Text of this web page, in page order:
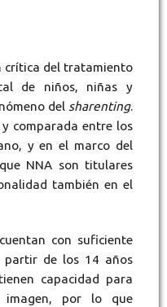
crítica del tratamiento
de niños, niñas y
del sharenting.
comparada entre los
y en el marco del
NNA son titulares
también en el
con suficiente
de los 14 años
capacidad para
por lo que